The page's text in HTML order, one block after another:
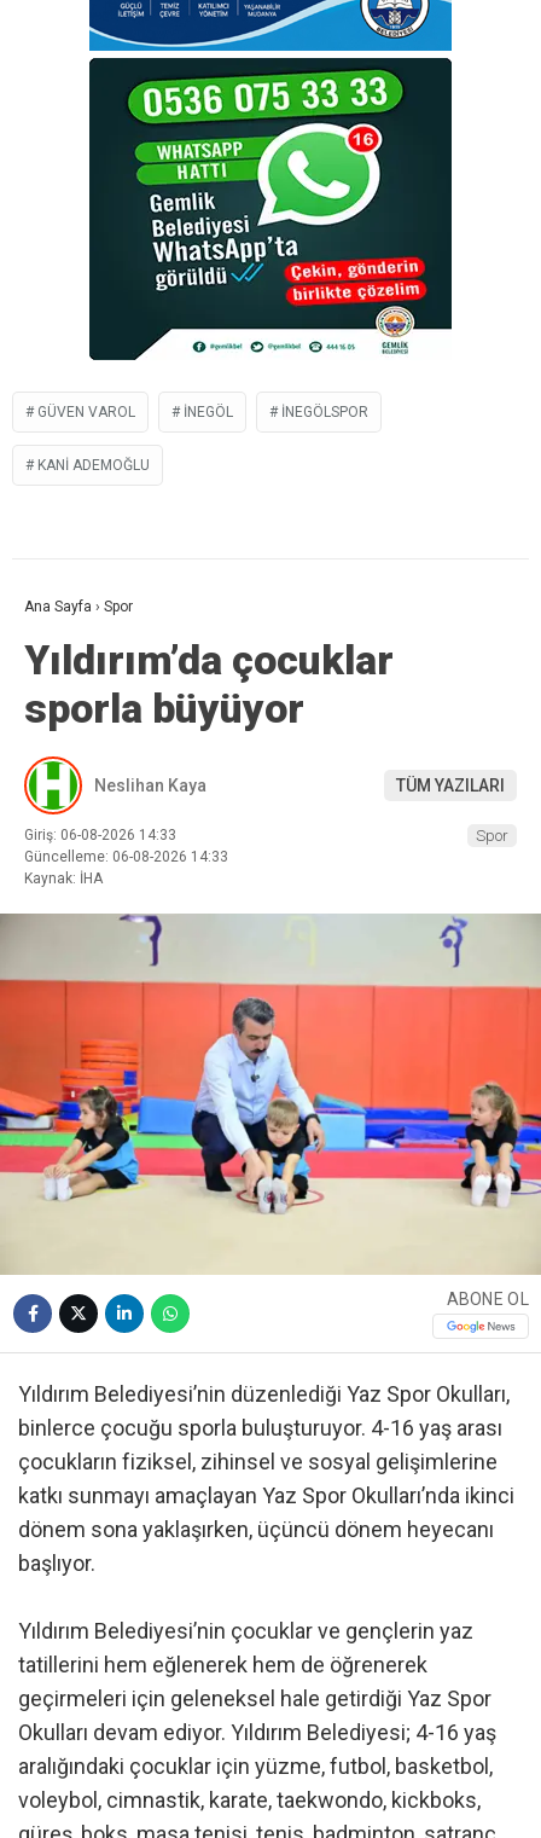
GÜVEN VAROL İNEGÖL INEGÖLSPOR
KANI ADEMOĞLU
Ana Sayfa › Spor
Yıldırım’da çocuklar
sporla büyüyor
Neslihan Kaya TÜM YAZILARI
Giriş: 06-08-2026 14:33
Güncelleme: 06-08-2026 14:33
Kaynak: İHA
Spor
ABONE OL
Yıldırım Belediyesi’nin düzenlediği Yaz Spor Okulları,
binlerce çocuğu sporla buluşturuyor. 4-16 yaş arası
çocukların fiziksel, zihinsel ve sosyal gelişimlerine
katkı sunmayı amaçlayan Yaz Spor Okulları’nda ikinci
dönem sona yaklaşırken, üçüncü dönem heyecanı
başlıyor.
Yıldırım Belediyesi’nin çocuklar ve gençlerin yaz
tatillerini hem eğlenerek hem de öğrenerek
geçirmeleri için geleneksel hale getirdiği Yaz Spor
Okulları devam ediyor. Yıldırım Belediyesi; 4-16 yaş
aralığındaki çocuklar için yüzme, futbol, basketbol,
voleybol, cimnastik, karate, taekwondo, kickboks,